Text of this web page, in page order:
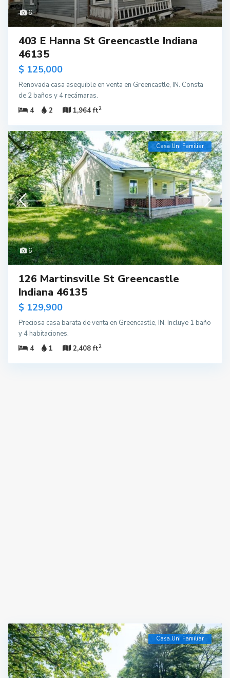
6
403 E Hanna St Greencastle Indiana
46135
$ 125,000
Renovada casa asequible en venta en Greencastle, IN. Consta
de 2 baños y 4 recámaras.
4
2 1,964 ft2
6
Casa Uni Familiar
126 Martinsville St Greencastle
Indiana 46135
$ 129,900
Preciosa casa barata de venta en Greencastle, IN. Incluye 1 baño
y 4 habitaciones.
4
1 2,408 ft2
Casa Uni Familiar